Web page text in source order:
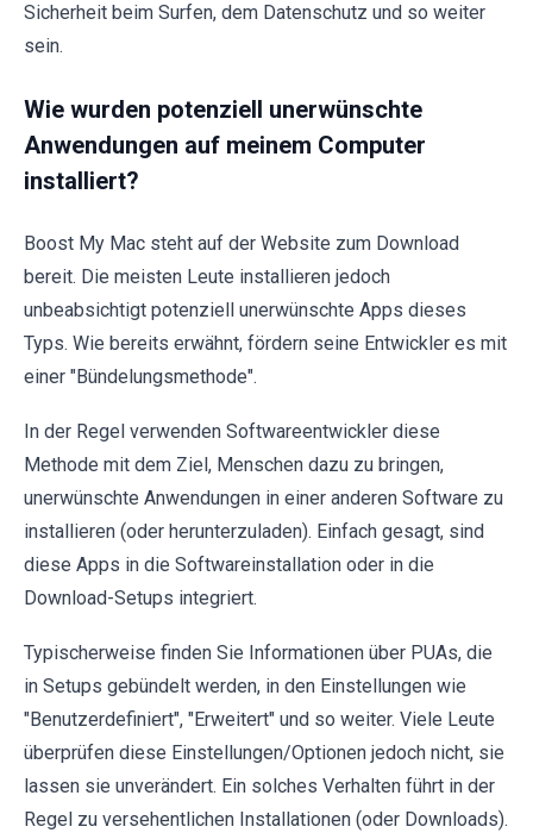
Sicherheit beim Surfen, dem Datenschutz und so weiter
sein.
Wie wurden potenziell unerwünschte
Anwendungen auf meinem Computer
installiert?
Boost My Mac steht auf der Website zum Download
bereit. Die meisten Leute installieren jedoch
unbeabsichtigt potenziell unerwünschte Apps dieses
Typs. Wie bereits erwähnt, fördern seine Entwickler es mit
einer "Bündelungsmethode".
In der Regel verwenden Softwareentwickler diese
Methode mit dem Ziel, Menschen dazu zu bringen,
unerwünschte Anwendungen in einer anderen Software zu
installieren (oder herunterzuladen). Einfach gesagt, sind
diese Apps in die Softwareinstallation oder in die
Download-Setups integriert.
Typischerweise finden Sie Informationen über PUAs, die
in Setups gebündelt werden, in den Einstellungen wie
"Benutzerdefiniert", "Erweitert" und so weiter. Viele Leute
überprüfen diese Einstellungen/Optionen jedoch nicht, sie
lassen sie unverändert. Ein solches Verhalten führt in der
Regel zu versehentlichen Installationen (oder Downloads).